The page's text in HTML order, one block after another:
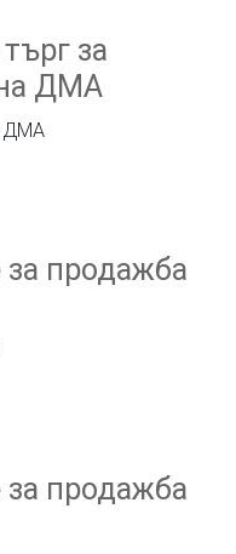
за
ДМА
ДМА
продажба
продажба